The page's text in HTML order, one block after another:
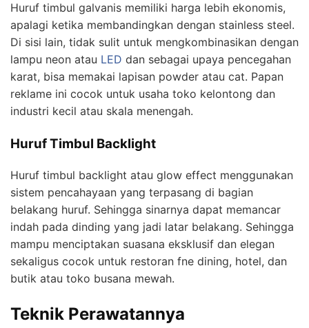
Huruf timbul galvanis memiliki harga lebih ekonomis,
apalagi ketika membandingkan dengan stainless steel.
Di sisi lain, tidak sulit untuk mengkombinasikan dengan
lampu neon atau LED dan sebagai upaya pencegahan
karat, bisa memakai lapisan powder atau cat. Papan
reklame ini cocok untuk usaha toko kelontong dan
industri kecil atau skala menengah.
Huruf Timbul Backlight
Huruf timbul backlight atau glow effect menggunakan
sistem pencahayaan yang terpasang di bagian
belakang huruf. Sehingga sinarnya dapat memancar
indah pada dinding yang jadi latar belakang. Sehingga
mampu menciptakan suasana eksklusif dan elegan
sekaligus cocok untuk restoran fne dining, hotel, dan
butik atau toko busana mewah.
Teknik Perawatannya